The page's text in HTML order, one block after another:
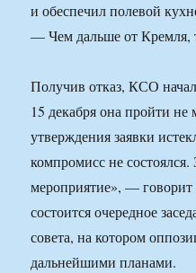
и обеспечил полевой
— Чем дальше от Кремля,
Получив отказ, КСО
15 декабря она пройти не
утверждения заявки
компромисс не состоялся.
мероприятие», — говорит
состоится очередное
совета, на котором
дальнейшими планами.